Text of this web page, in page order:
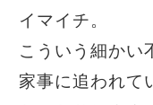
イマイチ。
こういう細かい
家事に追われて